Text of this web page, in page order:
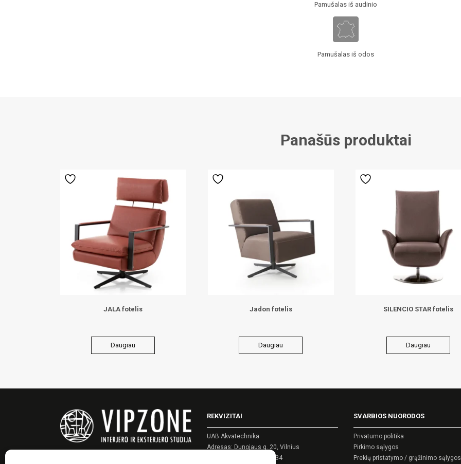
Pamušalas iš audinio
Pamušalas iš odos
Panašūs produktai
JALA fotelis
Daugiau
Jadon fotelis
Daugiau
SILENCIO STAR fotelis
Daugiau
REKVIZITAI
UAB Akvatechnika
Adresas: Dunojaus g. 20, Vilnius
Įmonės kodas: 124389034
SVARBIOS NUORODOS
Privatumo politika
Pirkimo sąlygos
Prekių pristatymo / grąžinimo sąlygos